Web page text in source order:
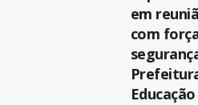
em
com
Educação